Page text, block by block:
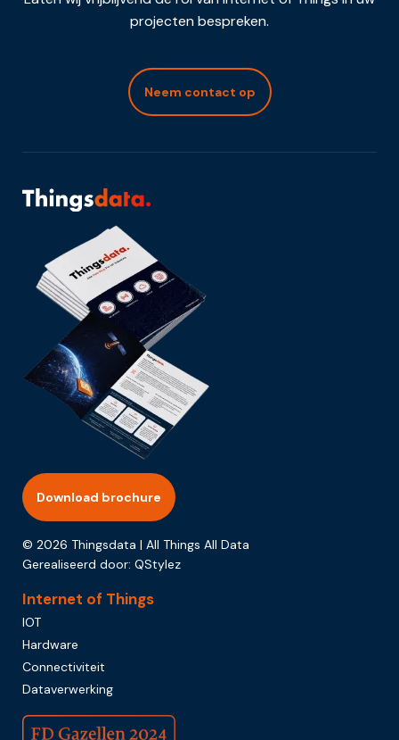
projecten bespreken.
Neem contact op
Download brochure
© 2026 Thingsdata | All Things All Data
Gerealiseerd door: QStylez
Internet of Things
IOT
Hardware
Connectiviteit
Dataverwerking